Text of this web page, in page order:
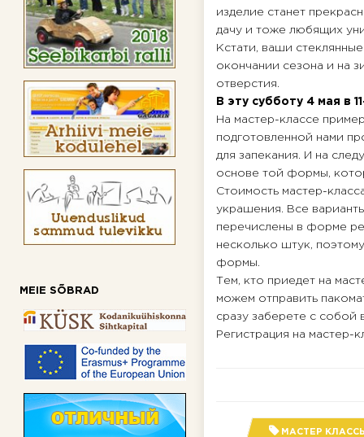
MEIE SÕBRAD
изделие станет
дачу и тоже любящих
Кстати, ваши
окончании сезона и на
отверстия.
В эту субботу 4 мая в
На мастер-классе
подготовленной нами
для запекания. И на
основе той формы,
Стоимость мастер-
украшения. Все
перечислены в форме
несколько штук,
формы.
Тем, кто приедет на
можем отправить
сразу заберете с собой
Регистрация на мастер-
МАСТЕР